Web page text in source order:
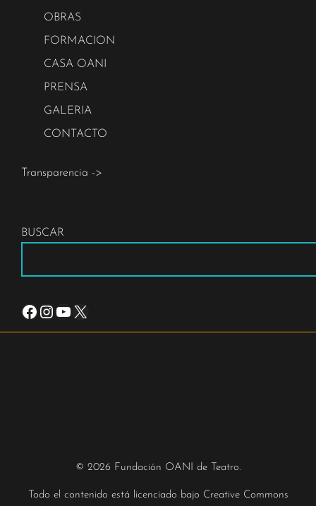
Facebook
Instagram
YouTube
X
OBRAS
FORMACION
CASA OANI
PRENSA
GALERIA
CONTACTO
Transparencia ->
BUSCAR
© 2026 Fundación OANI de Teatro.
Todo el contenido está licenciado bajo Creative Commons